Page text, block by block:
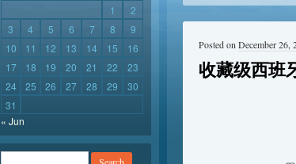
收藏级西班
Posted on December 26,
1
2
3
4 5 6 7 8
9
10
11 12 13 14 15
16
17
18 19 20 21 22
23
24
25 26 27 28 29
30
31
« Jun